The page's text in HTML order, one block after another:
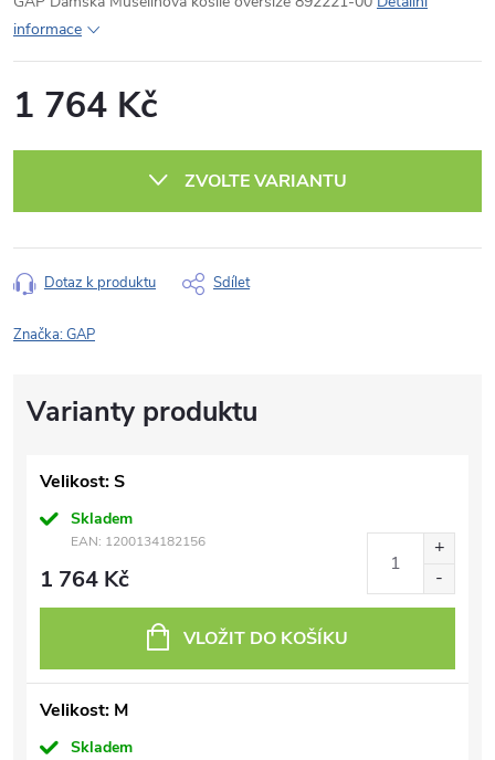
informace
1 764 Kč
ZVOLTE VARIANTU
Dotaz k produktu Sdílet
Značka:GAP
Velikost: S
Skladem
EAN: 1200134182156
1 764 Kč
VLOŽIT DO KOŠÍKU
Velikost: M
Skladem